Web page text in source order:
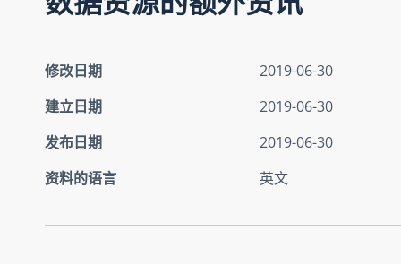
修改日期
2019-06-30
建立日期
2019-06-30
发布日期
2019-06-30
资料的语言
英文